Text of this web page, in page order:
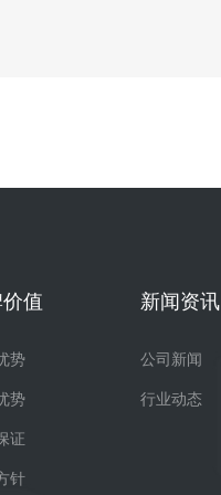
值
势
势
证
针
新闻资讯
公司新闻
行业动态